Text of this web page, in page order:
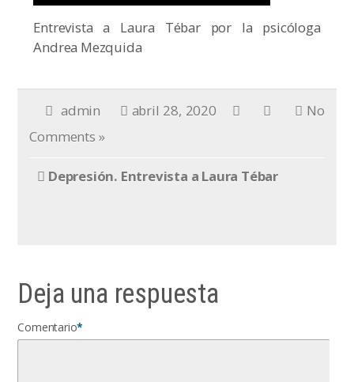
Entrevista a Laura Tébar por la psicóloga
Andrea Mezquida
admin abril 28, 2020
No
Comments »
Depresión. Entrevista a Laura Tébar
Deja una respuesta
Comentario*